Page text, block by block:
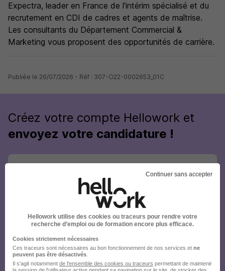
Expectra, leader en France de l'intérim spécialisé et du
recrutement en CDI de cadres et agents de maîtrise.
Les consultants du Département Commercial &
Marketing vous proposent des opportunités de carrière.
Publiée le 26/07/2026 - Réf : 307-O22-0002653_01C
Créez votre compte Hellowork et
envoyez votre candidature !
Continuer sans accepter
Hellowork utilise des cookies ou traceurs pour rendre votre
recherche d’emploi ou de formation encore plus efficace.
Cookies strictement nécessaires
Ces traceurs sont nécessaires au bon fonctionnement de nos services et ne
peuvent pas être désactivés
Il s'agit notamment de l'ensemble des cookies ou traceurs permettant de maintenir